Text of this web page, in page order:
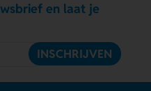
en laat je
INSCHRIJVEN